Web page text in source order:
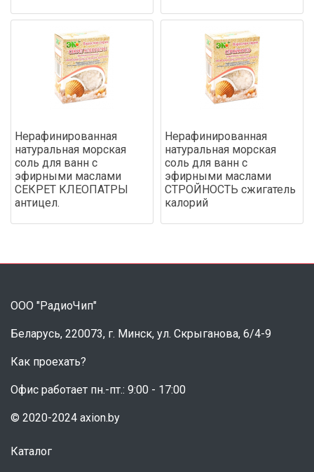
Нерафинированная
натуральная морская
соль для ванн с
эфирными маслами
СЕКРЕТ КЛЕОПАТРЫ
антицел.
Нерафинированная
натуральная морская
соль для ванн с
эфирными маслами
СТРОЙНОСТЬ сжигатель
калорий
ООО "РадиоЧип"
Беларусь, 220073, г. Минск, ул. Скрыганова, 6/4-9
Как проехать?
Офис работает пн.-пт.: 9:00 - 17:00
© 2020-2024 axion.by
Каталог